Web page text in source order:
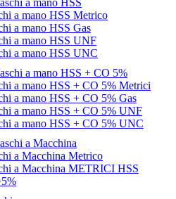
a mano HSS Metrico
a mano HSS Gas
a mano HSS UNF
a mano HSS UNC
a mano HSS + CO 5%
a mano HSS + CO 5% Metrici
a mano HSS + CO 5% Gas
a mano HSS + CO 5% UNF
a mano HSS + CO 5% UNC
a Macchina
a Macchina Metrico
a Macchina METRICI HSS